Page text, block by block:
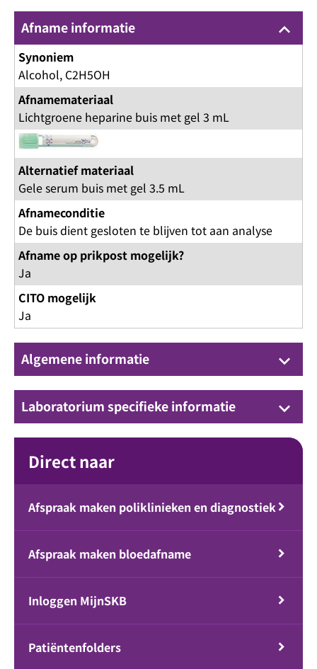
Afname informatie keyboard_arrow_up
Synoniem
Alcohol, C2H5OH
Afnamemateriaal
Lichtgroene heparine buis met gel 3 mL
Alternatief materiaal
Gele serum buis met gel 3.5 mL
Afnameconditie
De buis dient gesloten te blijven tot aan analyse
Afname op prikpost mogelijk?
Ja
CITO mogelijk
Ja
Algemene informatie keyboard_arrow_down
Laboratorium specifieke informatie keyboard_arrow_down
Direct naar
Afspraak maken poliklinieken en diagnostiek
Afspraak maken bloedafname
Inloggen MijnSKB
Patiëntenfolders